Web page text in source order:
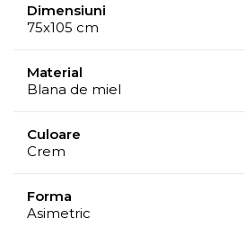
Dimensiuni
75x105 cm
Material
Blana de miel
Culoare
Crem
Forma
Asimetric